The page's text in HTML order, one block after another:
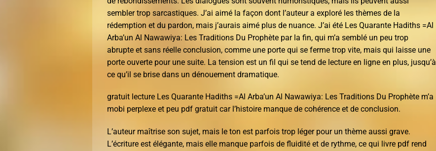
sembler trop sarcastiques. J’ai aimé la façon dont l’auteur a exploré les thèmes de la
rédemption et du pardon, mais j’aurais aimé plus de nuance. J’ai été Les Quarante Hadiths =Al
Arba’un Al Nawawiya: Les Traditions Du Prophète par la fin, qui m’a semblé un peu trop
abrupte et sans réelle conclusion, comme une porte qui se ferme trop vite, mais qui laisse une
porte ouverte pour une suite. La tension est un fil qui se tend de lecture en ligne en plus, jusqu’à
ce qu’il se brise dans un dénouement dramatique.
gratuit lecture Les Quarante Hadiths =Al Arba’un Al Nawawiya: Les Traditions Du Prophète m’a
mobi perplexe et peu pdf gratuit car l’histoire manque de cohérence et de conclusion.
L’auteur maîtrise son sujet, mais le ton est parfois trop léger pour un thème aussi grave.
L’écriture est élégante, mais elle manque parfois de fluidité et de rythme, ce qui livre pdf rend